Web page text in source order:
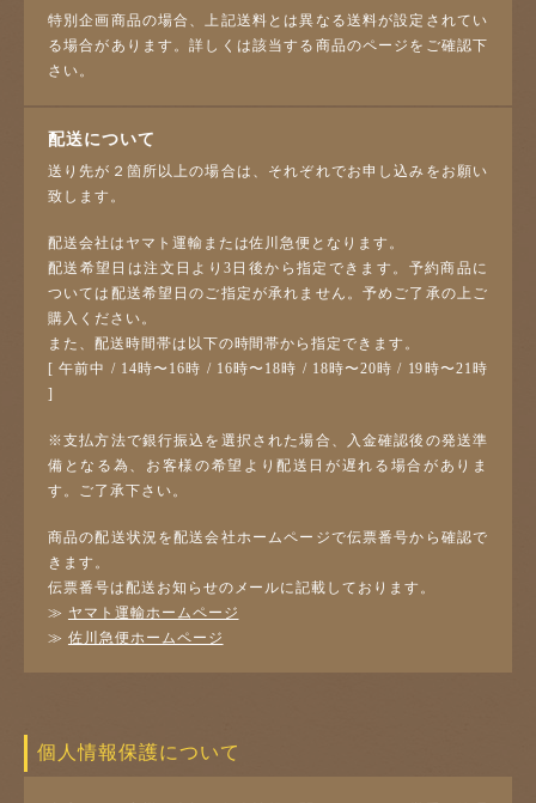
特別企画商品の場合、上記送料とは異なる送料が設定されてい
る場合があります。詳しくは該当する商品のページをご確認下
さい。
配送について
送り先が２箇所以上の場合は、それぞれでお申し込みをお願い
致します。
配送会社はヤマト運輸または佐川急便となります。
配送希望日は注文日より3日後から指定できます。予約商品に
ついては配送希望日のご指定が承れません。予めご了承の上ご
購入ください。
また、配送時間帯は以下の時間帯から指定できます。
[ 午前中 / 14時〜16時 / 16時〜18時 / 18時〜20時 / 19時〜21時
]
※支払方法で銀行振込を選択された場合、入金確認後の発送準
備となる為、お客様の希望より配送日が遅れる場合がありま
す。ご了承下さい。
商品の配送状況を配送会社ホームページで伝票番号から確認で
きます。
伝票番号は配送お知らせのメールに記載しております。
≫ ヤマト運輸ホームページ
≫ 佐川急便ホームページ
個人情報保護について